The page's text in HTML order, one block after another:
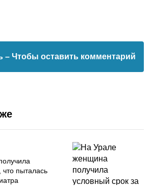
– Чтобы оставить комментарий
что пыталась